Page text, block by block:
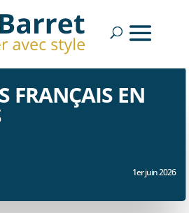
FRANÇAIS EN
1er juin 2026